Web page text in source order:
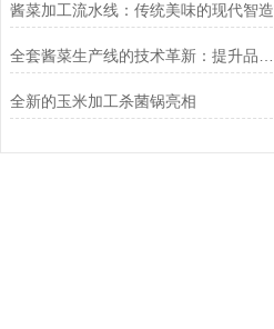
酱菜加工流水线：传统美味的现代智造
全新的玉米加工杀菌锅亮相